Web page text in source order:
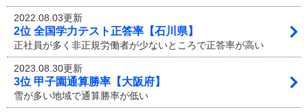
2022.08.03更新
2位 全国学力テスト正答率【石川県】
正社員が多く非正規労働者が少ないところで正答率が高い
2023.08.30更新
3位 甲子園通算勝率【大阪府】
雪が多い地域で通算勝率が低い